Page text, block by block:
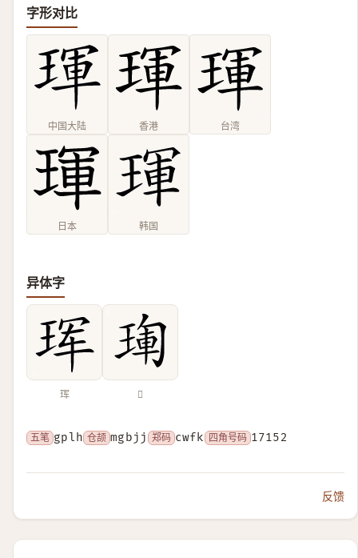
字形对比
中国大陆 香港 台湾
日本 韩国
异体字
珲 𤦳
五笔 gplh 仓颉 mgbjj 郑码 cwfk 四角号码 17152
反馈